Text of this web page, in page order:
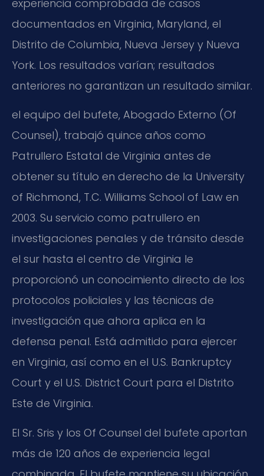
experiencia comprobada de casos
documentados en Virginia, Maryland, el
Distrito de Columbia, Nueva Jersey y Nueva
York. Los resultados varían; resultados
anteriores no garantizan un resultado similar.
el equipo del bufete, Abogado Externo (Of
Counsel), trabajó quince años como
Patrullero Estatal de Virginia antes de
obtener su título en derecho de la University
of Richmond, T.C. Williams School of Law en
2003. Su servicio como patrullero en
investigaciones penales y de tránsito desde
el sur hasta el centro de Virginia le
proporcionó un conocimiento directo de los
protocolos policiales y las técnicas de
investigación que ahora aplica en la
defensa penal. Está admitido para ejercer
en Virginia, así como en el U.S. Bankruptcy
Court y el U.S. District Court para el Distrito
Este de Virginia.
El Sr. Sris y los Of Counsel del bufete aportan
más de 120 años de experiencia legal